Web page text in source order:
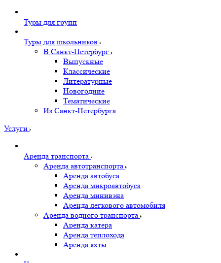
Туры для групп
Туры для школьников
В Санкт-Петербург
Выпускные
Классические
Литературные
Новогодние
Тематические
Из Санкт-Петербурга
Услуги
Аренда транспорта
Аренда автотранспорта
Аренда автобуса
Аренда микроавтобуса
Аренда минивэна
Аренда легкового автомобиля
Аренда водного транспорта
Аренда катера
Аренда теплохода
Аренда яхты